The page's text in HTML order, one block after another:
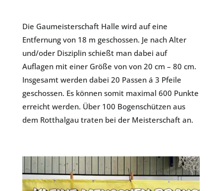
Die Gaumeisterschaft Halle wird auf eine
Entfernung von 18 m geschossen. Je nach Alter
und/oder Disziplin schießt man dabei auf
Auflagen mit einer Größe von von 20 cm – 80 cm.
Insgesamt werden dabei 20 Passen á 3 Pfeile
geschossen. Es können somit maximal 600 Punkte
erreicht werden. Über 100 Bogenschützen aus
dem Rotthalgau traten bei der Meisterschaft an.